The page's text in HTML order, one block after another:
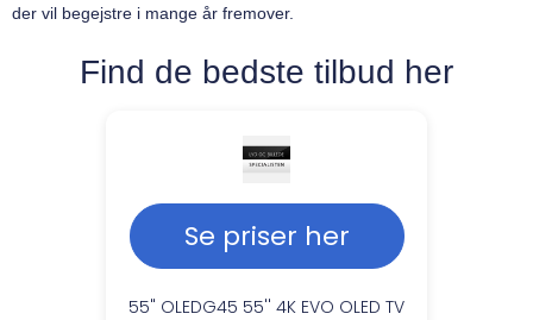
der vil begejstre i mange år fremover.
Find de bedste tilbud her
Se priser her
55" OLEDG45 55'' 4K EVO OLED TV